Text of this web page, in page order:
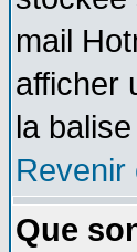
mail
afficher
la
Revenir
Que